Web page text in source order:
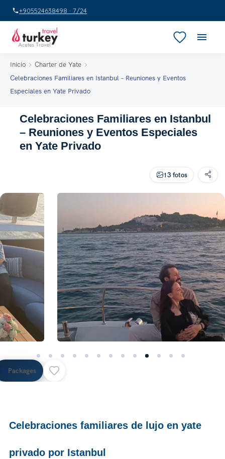
+905524638498 · 7/24
Inicio
Charter de Yate
Celebraciones Familiares en Istanbul – Reuniones y Eventos
Especiales en Yate Privado
Celebraciones Familiares en Istanbul
– Reuniones y Eventos Especiales
en Yate Privado
13 fotos
⛵Packages
Celebraciones familiares de lujo en yate
privado por Istanbul